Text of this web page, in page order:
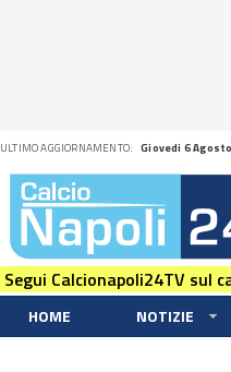
ULTIMO AGGIORNAMENTO: Giovedi 6
Segui Calcionapoli24TV sul
HOME NOTIZIE